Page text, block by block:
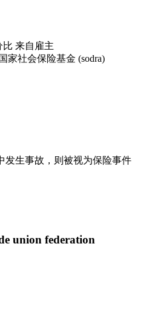
比 来自雇主
家社会保险基金 (sodra)
发生事故，则被视为保险事件
union federation